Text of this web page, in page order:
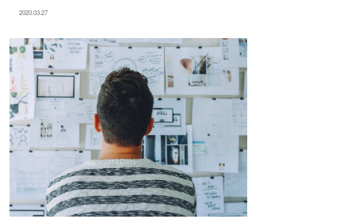
2020.03.27